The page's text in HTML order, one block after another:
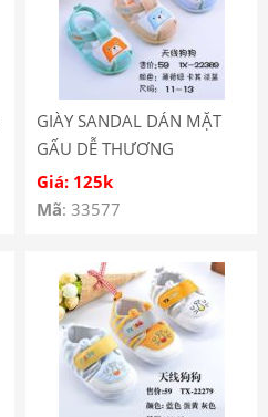
GIÀY SANDAL DÁN MẶT
GẤU DỄ THƯƠNG
Giá: 125k
Mã: 33577